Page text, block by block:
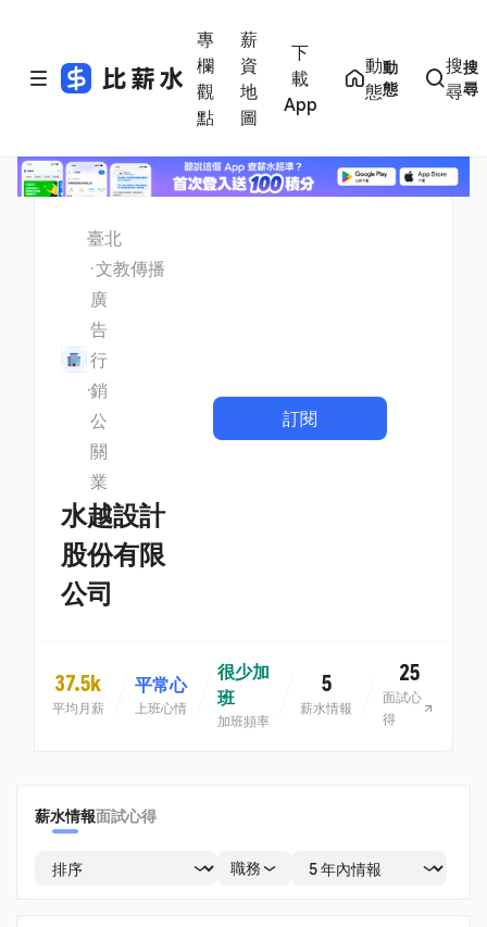
專
欄
觀
點
薪
資
地
圖
下
載
App
動
態
動
態
搜
尋
搜
尋
臺北
文教傳播
廣
告
行
銷
公
關
業
水越設計
股份有限
公司
訂閱
37.5k
平均月薪
平常心
上班心情
很少加
班
加班頻率
5
薪水情報
25
面試心
得
薪水情報面試心得
職務